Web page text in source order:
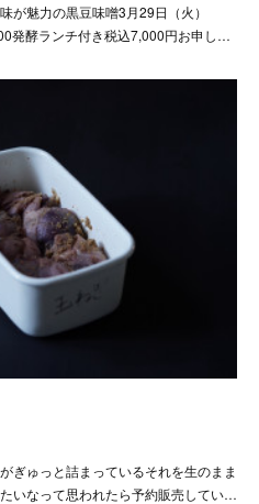
が魅力の黒豆味噌3月29日（火）
発酵ランチ付き税込7,000円お申し…
ぎゅっと詰まっているそれを生のまま
いなって思われたら予約販売してい…